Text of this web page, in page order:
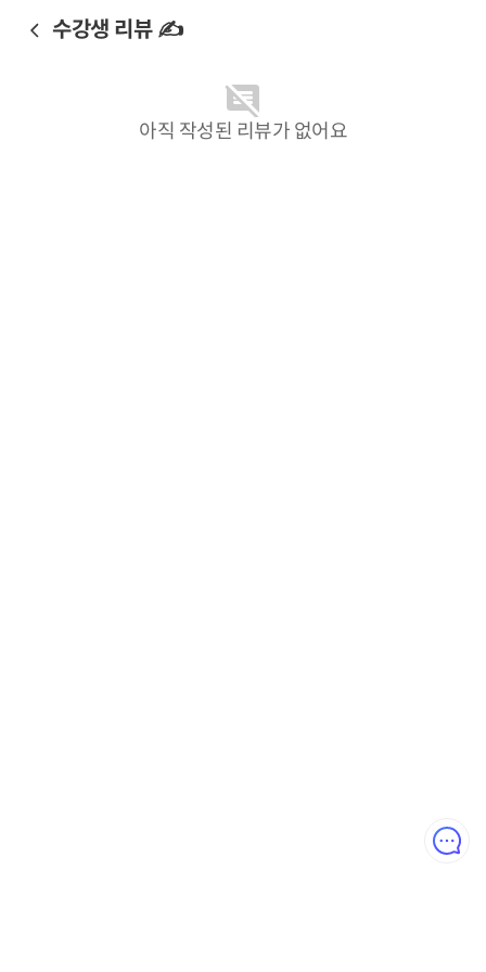
수강생 리뷰 ✍️
아직 작성된 리뷰가 없어요